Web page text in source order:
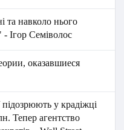
та навколо нього
- Ігор Семіволос
оказавшиеся
у крадіжці
Тепер агентство